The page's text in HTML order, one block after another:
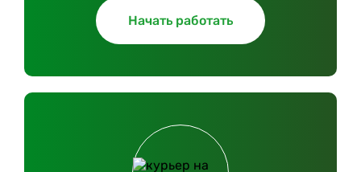
Начать работать